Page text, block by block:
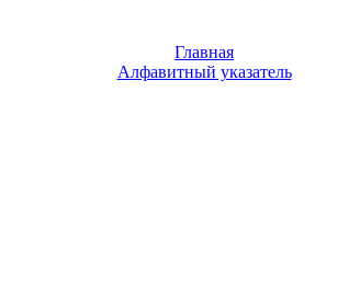
Главная
Алфавитный указатель